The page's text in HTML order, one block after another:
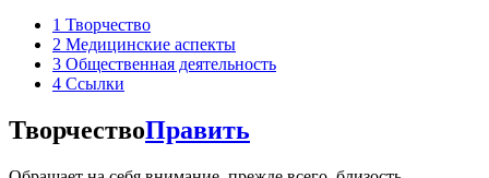
1 Творчество
2 Медицинские аспекты
3 Общественная деятельность
4 Ссылки
ТворчествоПравить